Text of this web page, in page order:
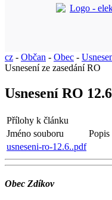
cz - Občan - Obec -
Usnesení ze zasedání RO
Usnesení RO
Přílohy k článku
Jméno souboru
Popis
usneseni-ro-12.6..pdf
Obec Zdíkov